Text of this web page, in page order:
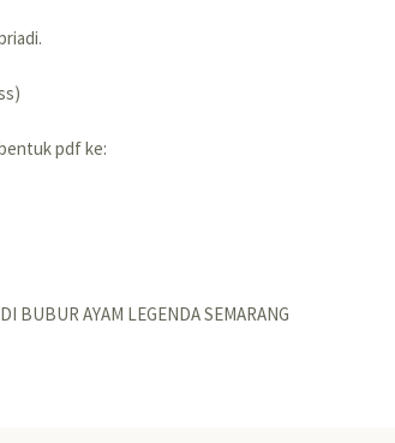
pdf ke:
BUBUR AYAM LEGENDA SEMARANG